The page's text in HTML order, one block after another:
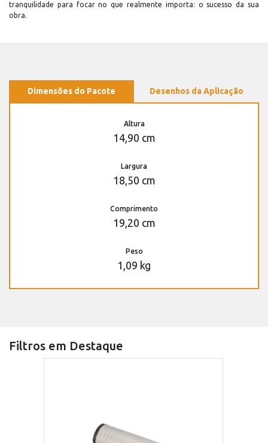
tranquilidade para focar no que realmente importa: o sucesso da sua
obra.
Dimensões do Pacote Desenhos da Aplicação
Altura
14,90 cm
Largura
18,50 cm
Comprimento
19,20 cm
Peso
1,09 kg
Filtros em Destaque